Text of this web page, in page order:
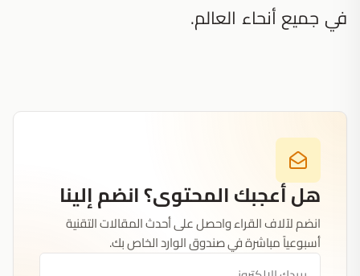
في جميع أنحاء العالم.
هل أعجبك المحتوى؟ انضم إلينا
انضم لآلاف القراء واحصل على أحدث المقالات التقنية
أسبوعياً مباشرة في صندوق الوارد الخاص بك.